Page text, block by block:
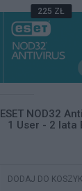
225 ZŁ
ESET NOD32
1 User - 2 lata
DODAJ DO